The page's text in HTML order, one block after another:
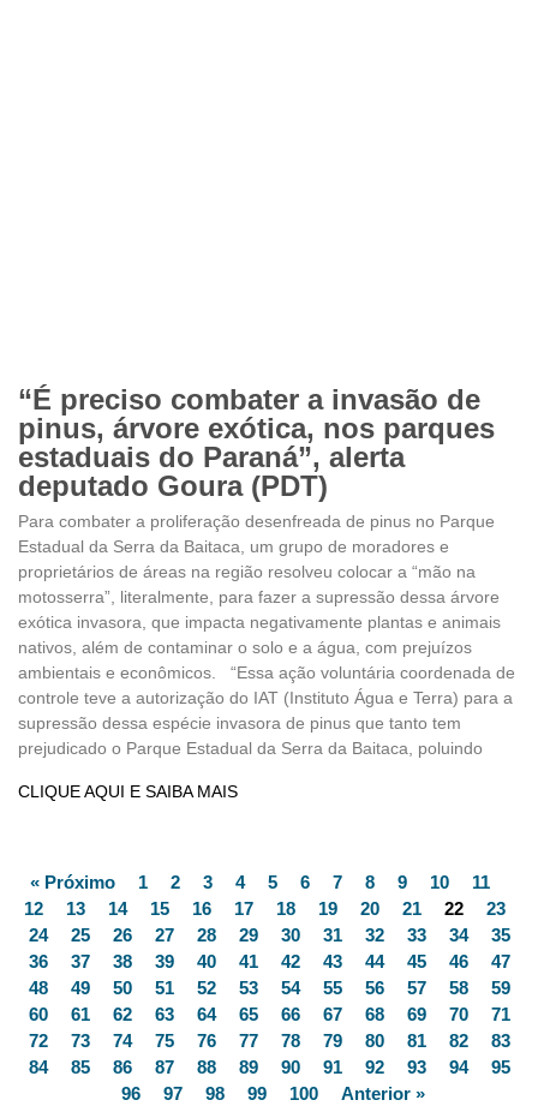
“É preciso combater a invasão de
pinus, árvore exótica, nos parques
estaduais do Paraná”, alerta
deputado Goura (PDT)
Para combater a proliferação desenfreada de pinus no Parque
Estadual da Serra da Baitaca, um grupo de moradores e
proprietários de áreas na região resolveu colocar a “mão na
motosserra”, literalmente, para fazer a supressão dessa árvore
exótica invasora, que impacta negativamente plantas e animais
nativos, além de contaminar o solo e a água, com prejuízos
ambientais e econômicos. “Essa ação voluntária coordenada de
controle teve a autorização do IAT (Instituto Água e Terra) para a
supressão dessa espécie invasora de pinus que tanto tem
prejudicado o Parque Estadual da Serra da Baitaca, poluindo
CLIQUE AQUI E SAIBA MAIS
« Próximo 1 2 3 4 5 6 7 8 9 10
11
12
13 14 15 16 17 18 19 20 21 22
23
24
25 26 27 28 29 30 31 32 33 34
35
36
37 38 39 40 41 42 43 44 45 46
47
48
49 50 51 52 53 54 55 56 57 58
59
60
61 62 63 64 65 66 67 68 69 70
71
72
73 74 75 76 77 78 79 80 81 82
83
84
85 86 87 88 89 90 91 92 93 94
95
96
97 98 99 100 Anterior »